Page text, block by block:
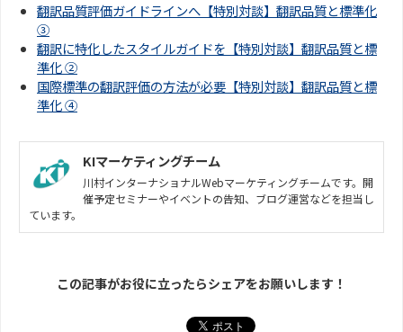
翻訳品質評価ガイドラインへ【特別対談】翻訳品質と標準化
③
翻訳に特化したスタイルガイドを【特別対談】翻訳品質と標
準化 ②
国際標準の翻訳評価の方法が必要【特別対談】翻訳品質と標
準化 ④
KIマーケティングチーム
川村インターナショナルWebマーケティングチームです。開
催予定セミナーやイベントの告知、ブログ運営などを担当し
ています。
この記事がお役に立ったらシェアをお願いします！